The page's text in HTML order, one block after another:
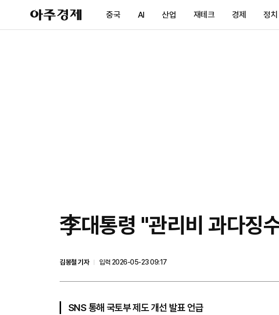
아
주
제
중국 AI 산업 재테크 경제 정치
李대통령 "관리비 과다징
김봉철 기자
입력 2026-05-23 09:17
SNS 통해 국토부 제도 개선 발표 언급